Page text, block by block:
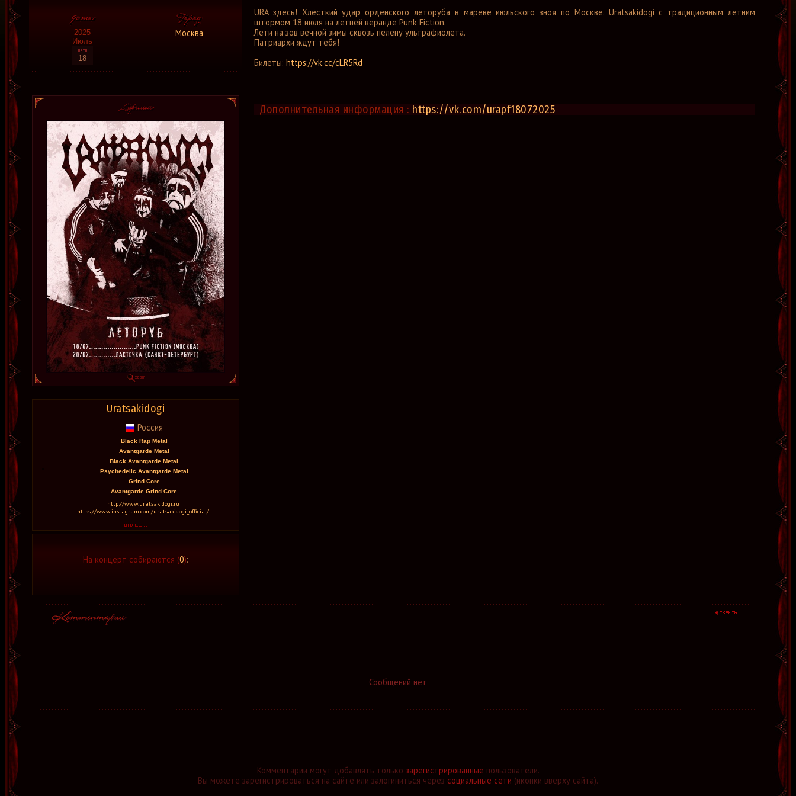
2025
Июль
18
Москва
Uratsakidogi
Россия
Black Rap Metal
Avantgarde Metal
Black Avantgarde Metal
Psychedelic Avantgarde Metal
Grind Core
Avantgarde Grind Core
http://www.uratsakidogi.ru
https://www.instagram.com/uratsakidogi_official/
На концерт собираются (0):
URA здесь! Хлёсткий удар орденского леторуба в мареве июльского зноя по Москве. Uratsakidogi с традиционным летним
штормом 18 июля на летней веранде Punk Fiction.
Лети на зов вечной зимы сквозь пелену ультрафиолета.
Патриархи ждут тебя!
Билеты: https://vk.cc/cLR5Rd
Дополнительная информация : https://vk.com/urapf18072025
Сообщений нет
Комментарии могут добавлять только зарегистрированные пользователи.
Вы можете зарегистрироваться на сайте или залогиниться через социальные сети (иконки вверху сайта).